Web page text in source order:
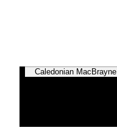
Caledonian MacBrayne